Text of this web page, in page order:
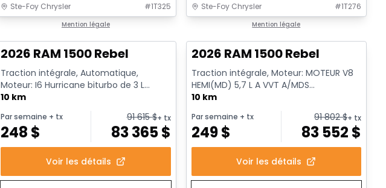
Ste-Foy Chrysler #1T325
Mention légale
Ste-Foy Chrysler #1T276
Mention légale
2026 RAM 1500 Rebel
Traction intégrale, Automatique,
Moteur: I6 Hurricane biturbo de 3 L
rendement standard avec arrêt a...
10 km
Par semaine + tx
248 $
91 615$+ tx
83 365$
Voir les détails
2026 RAM 1500 Rebel
Traction intégrale, Moteur: MOTEUR V8
HEMI(MD) 5,7 L A VVT A/MDS
ECO/ETORQUE - 8 Cyl. - Essence
10 km
Par semaine + tx
249$
91 802$+ tx
83 552 $
Voir les détails